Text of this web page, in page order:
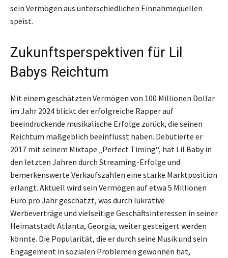
sein Vermögen aus unterschiedlichen Einnahmequellen
speist.
Zukunftsperspektiven für Lil
Babys Reichtum
Mit einem geschätzten Vermögen von 100 Millionen Dollar
im Jahr 2024 blickt der erfolgreiche Rapper auf
beeindruckende musikalische Erfolge zurück, die seinen
Reichtum maßgeblich beeinflusst haben. Debütierte er
2017 mit seinem Mixtape „Perfect Timing“, hat Lil Baby in
den letzten Jahren durch Streaming-Erfolge und
bemerkenswerte Verkaufszahlen eine starke Marktposition
erlangt. Aktuell wird sein Vermögen auf etwa 5 Millionen
Euro pro Jahr geschätzt, was durch lukrative
Werbeverträge und vielseitige Geschäftsinteressen in seiner
Heimatstadt Atlanta, Georgia, weiter gesteigert werden
könnte. Die Popularität, die er durch seine Musik und sein
Engagement in sozialen Problemen gewonnen hat,